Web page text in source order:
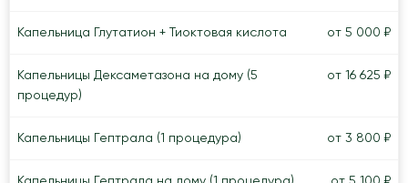
Капельница Глутатион + Тиоктовая кислота от 5 000 ₽
Капельницы Дексаметазона на дому (5
процедур)
от 16 625 ₽
Капельницы Гептрала (1 процедура) от 3 800 ₽